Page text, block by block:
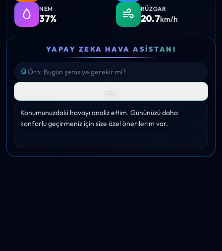
NEM
37%
RÜZGAR
20.7km/h
YAPAY ZEKA HAVA ASISTANI
Sor
Konumunuzdaki havayı analiz ettim. Gününüzü daha
konforlu geçirmeniz için size özel önerilerim var.